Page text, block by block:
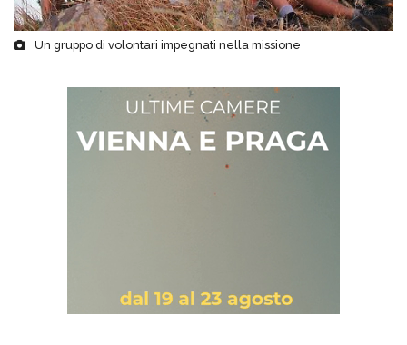
Un gruppo di volontari impegnati nella missione